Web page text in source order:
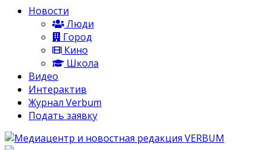
Новости
Люди
Город
Кино
Школа
Видео
Интерактив
Журнал Verbum
Подать заявку